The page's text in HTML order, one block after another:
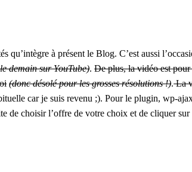
qu’intègre à présent le Blog. C’est aussi
demain sur YouTube).De plus, la vidéo est
(donc désolé pour les grosses résolutions !).La
car je suis revenu ;). Pour le plugin, wp-
de choisir l’offre de votre choix et de cliquer sur